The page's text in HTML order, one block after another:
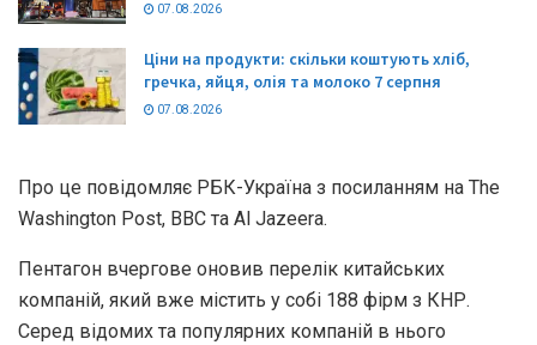
07.08.2026
Ціни на продукти: скільки коштують хліб,
гречка, яйця, олія та молоко 7 серпня
07.08.2026
Про це повідомляє РБК-Україна з посиланням на The
Washington Post, BBC та Al Jazeera.
Пентагон вчергове оновив перелік китайських
компаній, який вже містить у собі 188 фірм з КНР.
Серед відомих та популярних компаній в нього